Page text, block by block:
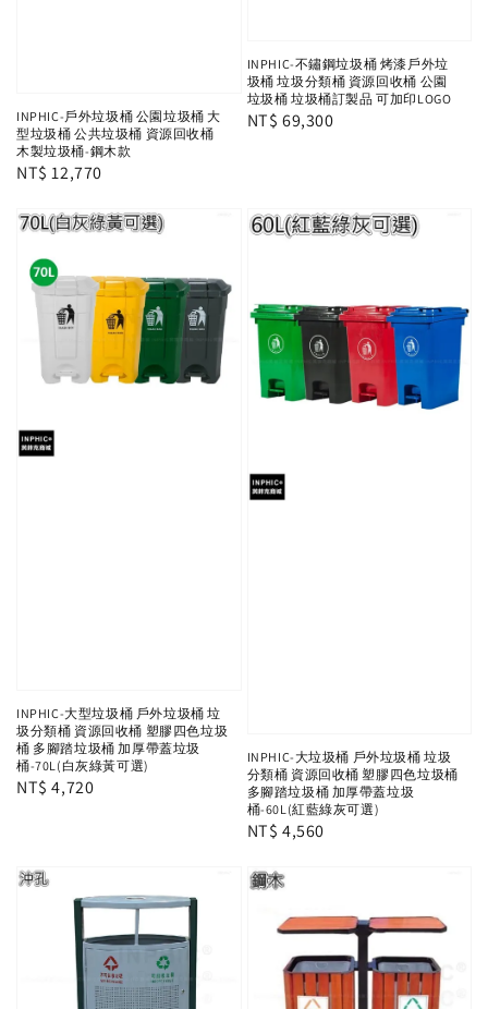
INPHIC-戶外垃圾桶 公園垃圾桶 大
型垃圾桶 公共垃圾桶 資源回收桶
木製垃圾桶-鋼木款
Regular
NT$ 12,770
INPHIC-不鏽鋼垃圾桶 烤漆戶外垃
圾桶 垃圾分類桶 資源回收桶 公園
垃圾桶 垃圾桶訂製品 可加印LOGO
Regular
NT$ 69,300
INPHIC-大型垃圾桶 戶外垃圾桶 垃
圾分類桶 資源回收桶 塑膠四色垃圾
桶 多腳踏垃圾桶 加厚帶蓋垃圾
桶-70L(白灰綠黃可選)
Regular
NT$ 4,720
INPHIC-大垃圾桶 戶外垃圾桶 垃圾
分類桶 資源回收桶 塑膠四色垃圾桶
多腳踏垃圾桶 加厚帶蓋垃圾
桶-60L(紅藍綠灰可選)
Regular
NT$ 4,560